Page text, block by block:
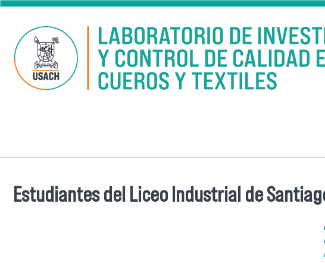
Pasar al contenido principal
Se encuentra usted aquí
Estudiantes del Liceo Industrial de